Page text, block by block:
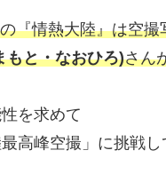
『情熱大陸』は空撮
もと・なおひろ)さん
を求めて
最高峰空撮」に挑戦し